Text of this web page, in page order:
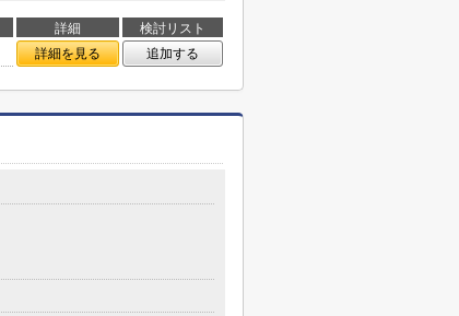
詳細
検討リスト
詳細を見る 追加する